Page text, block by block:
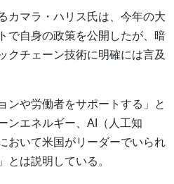
カマラ・ハリス氏は、今年の大
で自身の政策を公開したが、暗
クチェーン技術に明確には言及
ンや労働者をサポートする」と
ンエネルギー、AI（人工知
おいて米国がリーダーでいられ
とは説明している。